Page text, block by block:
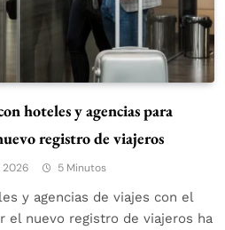
hoteles y agencias para
registro de viajeros
2026 5 Minutos
y agencias de viajes con el
el nuevo registro de viajeros ha